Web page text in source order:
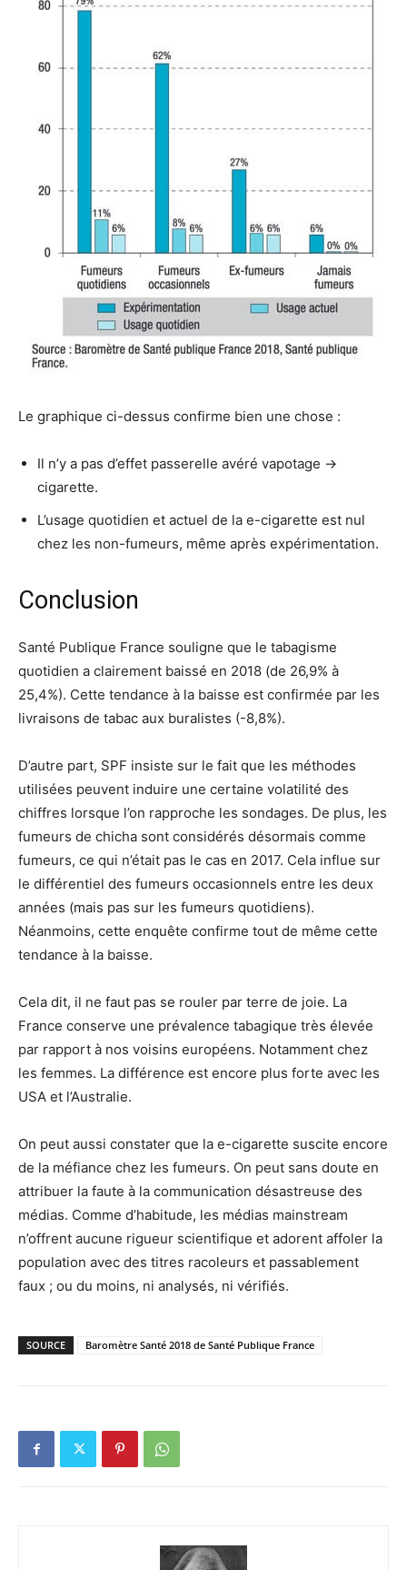
Le graphique ci-dessus confirme bien une chose :
Il n’y a pas d’effet passerelle avéré vapotage ->
cigarette.
L’usage quotidien et actuel de la e-cigarette est nul
chez les non-fumeurs, même après expérimentation.
Conclusion
Santé Publique France souligne que le tabagisme
quotidien a clairement baissé en 2018 (de 26,9% à
25,4%). Cette tendance à la baisse est confirmée par les
livraisons de tabac aux buralistes (-8,8%).
D’autre part, SPF insiste sur le fait que les méthodes
utilisées peuvent induire une certaine volatilité des
chiffres lorsque l’on rapproche les sondages. De plus, les
fumeurs de chicha sont considérés désormais comme
fumeurs, ce qui n’était pas le cas en 2017. Cela influe sur
le différentiel des fumeurs occasionnels entre les deux
années (mais pas sur les fumeurs quotidiens).
Néanmoins, cette enquête confirme tout de même cette
tendance à la baisse.
Cela dit, il ne faut pas se rouler par terre de joie. La
France conserve une prévalence tabagique très élevée
par rapport à nos voisins européens. Notamment chez
les femmes. La différence est encore plus forte avec les
USA et l’Australie.
On peut aussi constater que la e-cigarette suscite encore
de la méfiance chez les fumeurs. On peut sans doute en
attribuer la faute à la communication désastreuse des
médias. Comme d’habitude, les médias mainstream
n’offrent aucune rigueur scientifique et adorent affoler la
population avec des titres racoleurs et passablement
faux ; ou du moins, ni analysés, ni vérifiés.
SOURCE Baromètre Santé 2018 de Santé Publique France